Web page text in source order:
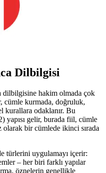
Dilbilgisi
dilbilgisine hakim olmada çok
cümle kurmada, doğruluk,
kurallara odaklanır. Bu
yapısı gelir, burada fiil, cümle
olarak bir cümlede ikinci sırada
türlerini uygulamayı içerir:
– her biri farklı yapılar
öznelerin genellikle